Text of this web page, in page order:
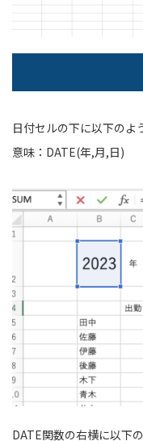
日付セルの下に以下のよ
意味：DATE(年,月,日)
DATE関数の右横に以下